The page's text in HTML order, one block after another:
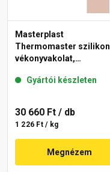
Masterplast
Thermomaster szilikon
vékonyvakolat,
13-D 25 kg
Gyártói készleten
30 660 Ft / db
1 226 Ft / kg
Megnézem